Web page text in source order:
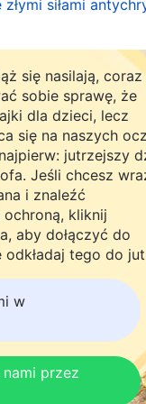
czasu na
natura była
za prawdą.
jest dla mnie
która była
zawrócić z tej
że na
samą;
artykułów
oparte na
jest to, czy
siłami
się nasilają, coraz
sobie sprawę, że
dla dzieci, lecz
się na naszych
jutrzejszy
Jeśli chcesz
i znaleźć
kliknij
aby dołączyć do
tego do
w
przez